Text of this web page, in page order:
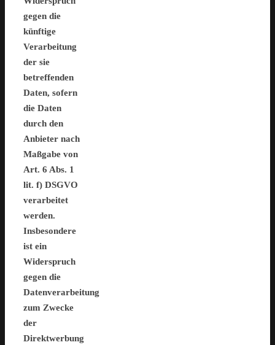
gegen die
künftige
Verarbeitung
der sie
betreffenden
Daten, sofern
die Daten
durch den
Anbieter nach
Maßgabe von
Art. 6 Abs. 1
lit. f) DSGVO
verarbeitet
werden.
Insbesondere
ist ein
Widerspruch
gegen die
Datenverarbeitung
zum Zwecke
der
Direktwerbung